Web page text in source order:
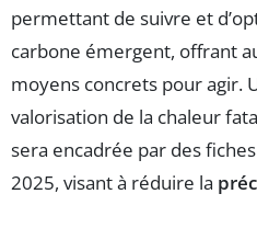
permettant de suivre et
carbone émergent, offrant
moyens concrets pour agir.
valorisation de la chaleur
sera encadrée par des
2025, visant à réduire la